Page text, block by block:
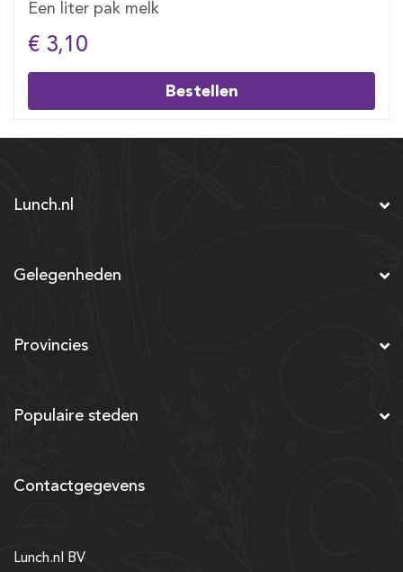
Een liter pak melk
€ 3,10
Bestellen
Lunch.nl
Gelegenheden
Provincies
Populaire steden
Contactgegevens
Lunch.nl BV